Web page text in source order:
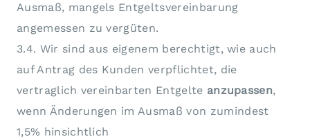
Ausmaß, mangels Entgeltsvereinbarung
angemessen zu vergüten.
3.4. Wir sind aus eigenem berechtigt, wie auch
auf Antrag des Kunden verpflichtet, die
vertraglich vereinbarten Entgelte anzupassen,
wenn Änderungen im Ausmaß von zumindest
1,5% hinsichtlich